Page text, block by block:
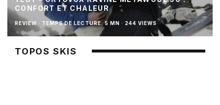
CONFORT ET CHALEUR
REVIEW · TEMPS DE LECTURE: 5 MN · 244 VIEWS
TOPOS SKIS